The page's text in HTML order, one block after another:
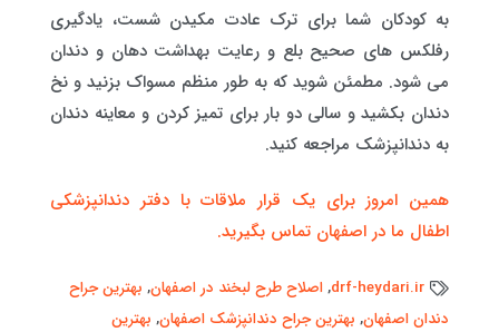
به کودکان شما برای ترک عادت مکیدن شست، یادگیری
رفلکس های صحیح بلع و رعایت بهداشت دهان و دندان
می شود. مطمئن شوید که به طور منظم مسواک بزنید و نخ
دندان بکشید و سالی دو بار برای تمیز کردن و معاینه دندان
به دندانپزشک مراجعه کنید.
همین امروز برای یک قرار ملاقات با دفتر دندانپزشکی
اطفال ما در اصفهان تماس بگیرید.
drf-heydari.ir
,اصلاح طرح لبخند در اصفهان, بهترین جراح
دندان اصفهان, بهترین جراح دندانپزشک اصفهان, بهترین